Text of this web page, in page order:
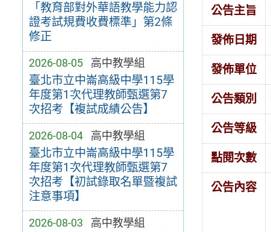
「教育部對外華語教學能力認
證考試規費收費標準」第2條
修正
2026-08-05 高中教學組
臺北市立中崙高級中學115學
年度第1次代理教師甄選第7
次招考【複試成績公告】
2026-08-04 高中教學組
臺北市立中崙高級中學115學
年度第1次代理教師甄選第7
次招考【初試錄取名單暨複試
注意事項】
2026-08-03 高中教學組
公告主旨
發佈日期
發佈單位
公告類別
公告等級
點閱次數
公告內容